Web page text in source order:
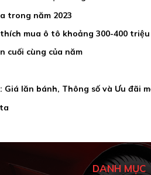
trong năm 2023
mua ô tô khoảng 300-400 triệu
cuối cùng của năm
Giá lăn bánh, Thông số và Ưu đãi
DANH MỤC